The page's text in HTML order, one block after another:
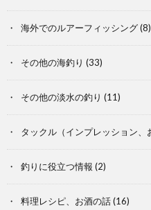
海外でのルアーフィッシング(8)
その他の海釣り (33)
その他の淡水の釣り (11)
タックル（インプレッション、
釣りに役立つ情報 (2)
料理レシピ、お酒の話(16)